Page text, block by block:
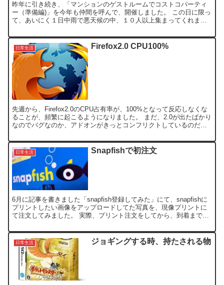
昨年に引き続き、「マンションのゲストルームでコストコパーティ
ー（準備編)」を今年も仲間を呼んで、開催しました。 この日に限っ
て、あいにく１日中雨で悪天候の中、１０人以上集まってくれまし
日常生活 Firefox2.0 CPU100%
先週から、Firefox2.0のCPU占有率が、100%となって反応しなくな
ることが、頻繁に起こるようになりました。 まだ、2.0が出たばかり
なのでバグなのか、アドオンがきっとコンフリクトしているのだろ
日常生活 Snapfishで初注文
6月に記事を書きました「snapfish登録してみた」にて、snapfishに
プリントしたい画像をアップロードしてた写真を、現像プリントに
て注文してみました。 実際、プリント注文をしてから、到着まで5
日常生活 ジョギングする時、持たされる物